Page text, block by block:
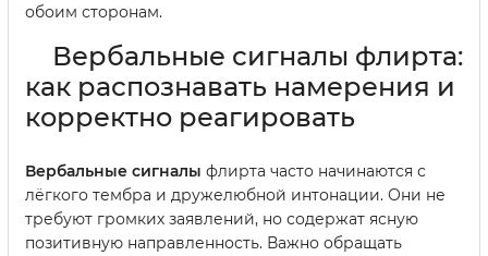
обоим сторонам.
Вербальные сигналы флирта:
как распознавать намерения и
корректно реагировать
Вербальные сигналы флирта часто начинаются с
лёгкого тембра и дружелюбной интонации. Они не
требуют громких заявлений, но содержат ясную
позитивную направленность. Важно обращать